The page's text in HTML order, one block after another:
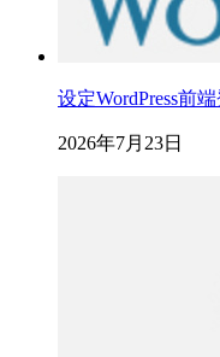
设定WordPress前
2026年7月23日